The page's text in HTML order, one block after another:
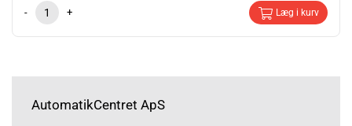
- + Læg i kurv
AutomatikCentret ApS